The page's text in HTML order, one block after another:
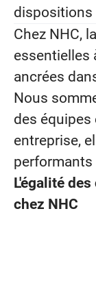
dispositions
Chez NHC,
essentielles
ancrées
Nous
des équipes
entreprise,
L'égalité
chez NHC